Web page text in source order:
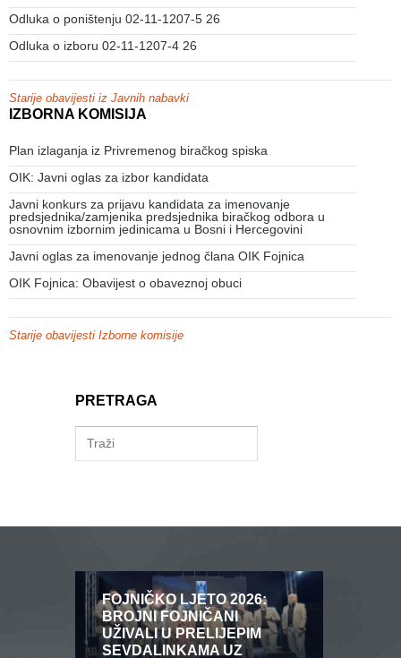
Odluka o poništenju 02-11-1207-5 26
Odluka o izboru 02-11-1207-4 26
Starije obavijesti iz Javnih nabavki
IZBORNA KOMISIJA
Plan izlaganja iz Privremenog biračkog spiska
OIK: Javni oglas za izbor kandidata
Javni konkurs za prijavu kandidata za imenovanje
predsjednika/zamjenika predsjednika biračkog odbora u
osnovnim izbornim jedinicama u Bosni i Hercegovini
Javni oglas za imenovanje jednog člana OIK Fojnica
OIK Fojnica: Obavijest o obaveznoj obuci
Starije obavijesti Izborne komisije
PRETRAGA
FOJNIČKO LJETO 2026:
BROJNI FOJNIČANI
UŽIVALI U PRELIJEPIM
SEVDALINKAMA UZ